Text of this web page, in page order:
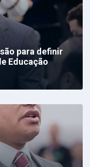
para definir
Educação